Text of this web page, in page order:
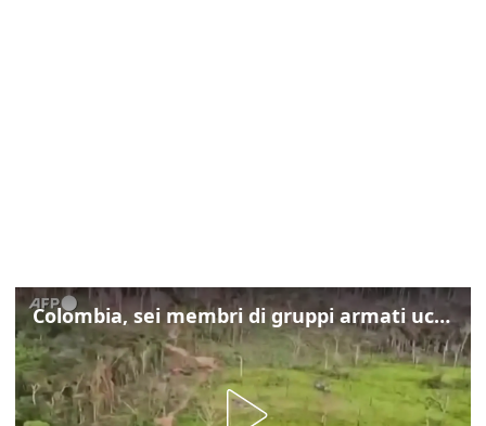
Colombia, sei membri di gruppi armati uccisi nelle operazioni del governo